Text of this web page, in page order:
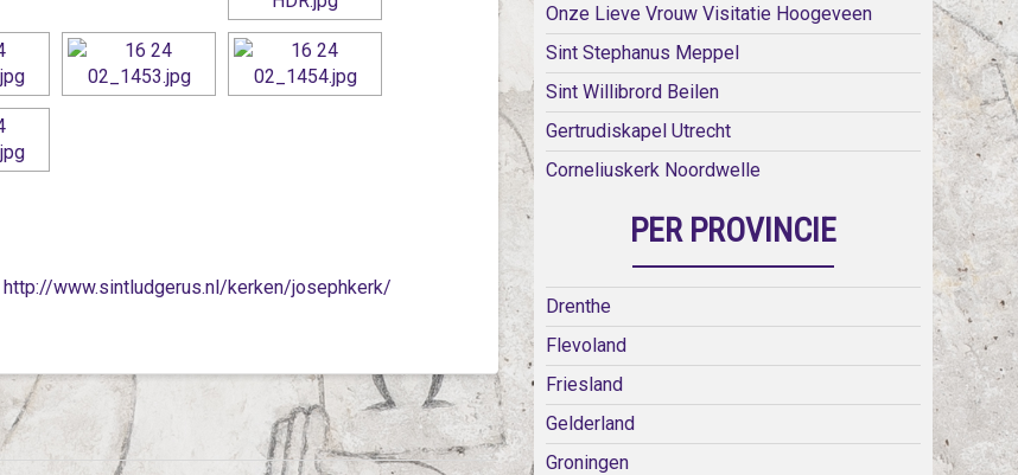
http://www.sintludgerus.nl/kerken/josephkerk/
Onze Lieve Vrouw Visitatie Hoogeveen
Sint Stephanus Meppel
Sint Willibrord Beilen
Gertrudiskapel Utrecht
Corneliuskerk Noordwelle
PER PROVINCIE
Drenthe
Flevoland
Friesland
Gelderland
Groningen